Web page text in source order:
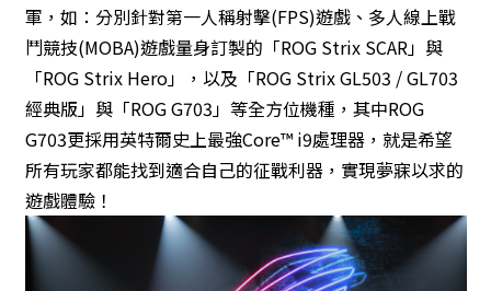
軍，如：分別針對第一人稱射擊(FPS)遊戲、多人線上戰
鬥競技(MOBA)遊戲量身訂製的「ROG Strix SCAR」與
「ROG Strix Hero」，以及「ROG Strix GL503 / GL703
經典版」與「ROG G703」等全方位機種，其中ROG
G703更採用英特爾史上最強Core™ i9處理器，就是希望
所有玩家都能找到適合自己的征戰利器，實現夢寐以求的
遊戲體驗！